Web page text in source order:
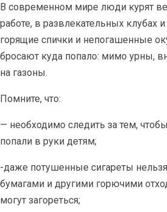
В современном мире люди курят
работе, в развлекательных клубах
горящие спички и непогашенные
бросают куда попало: мимо урны,
на газоны.
Помните, что:
— необходимо следить за тем,
попали в руки детям;
-даже потушенные сигареты
бумагами и другими горючими
могут загореться;